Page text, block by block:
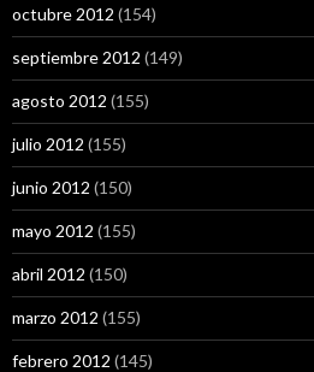
octubre 2012 (154)
septiembre 2012 (149)
agosto 2012 (155)
julio 2012 (155)
junio 2012 (150)
mayo 2012 (155)
abril 2012 (150)
marzo 2012 (155)
febrero 2012 (145)